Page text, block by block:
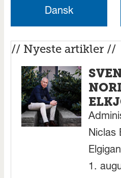
Dansk
// Nyeste artikler //
Niclas
1.